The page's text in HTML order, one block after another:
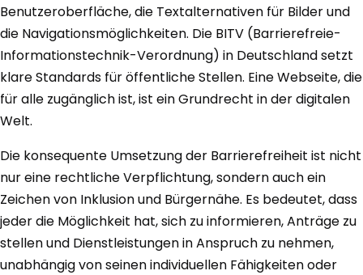
Benutzeroberfläche, die Textalternativen für Bilder und
die Navigationsmöglichkeiten. Die BITV (Barrierefreie-
Informationstechnik-Verordnung) in Deutschland setzt
klare Standards für öffentliche Stellen. Eine Webseite, die
für alle zugänglich ist, ist ein Grundrecht in der digitalen
Welt.
Die konsequente Umsetzung der Barrierefreiheit ist nicht
nur eine rechtliche Verpflichtung, sondern auch ein
Zeichen von Inklusion und Bürgernähe. Es bedeutet, dass
jeder die Möglichkeit hat, sich zu informieren, Anträge zu
stellen und Dienstleistungen in Anspruch zu nehmen,
unabhängig von seinen individuellen Fähigkeiten oder